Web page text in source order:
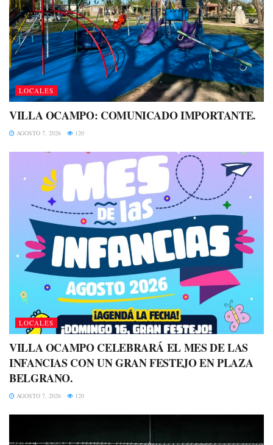
LOCALES
VILLA OCAMPO: COMUNICADO IMPORTANTE.
AGOSTO 7, 2026 120
LOCALES
VILLA OCAMPO CELEBRARÁ EL MES DE LAS
INFANCIAS CON UN GRAN FESTEJO EN PLAZA
BELGRANO.
AGOSTO 7, 2026 120